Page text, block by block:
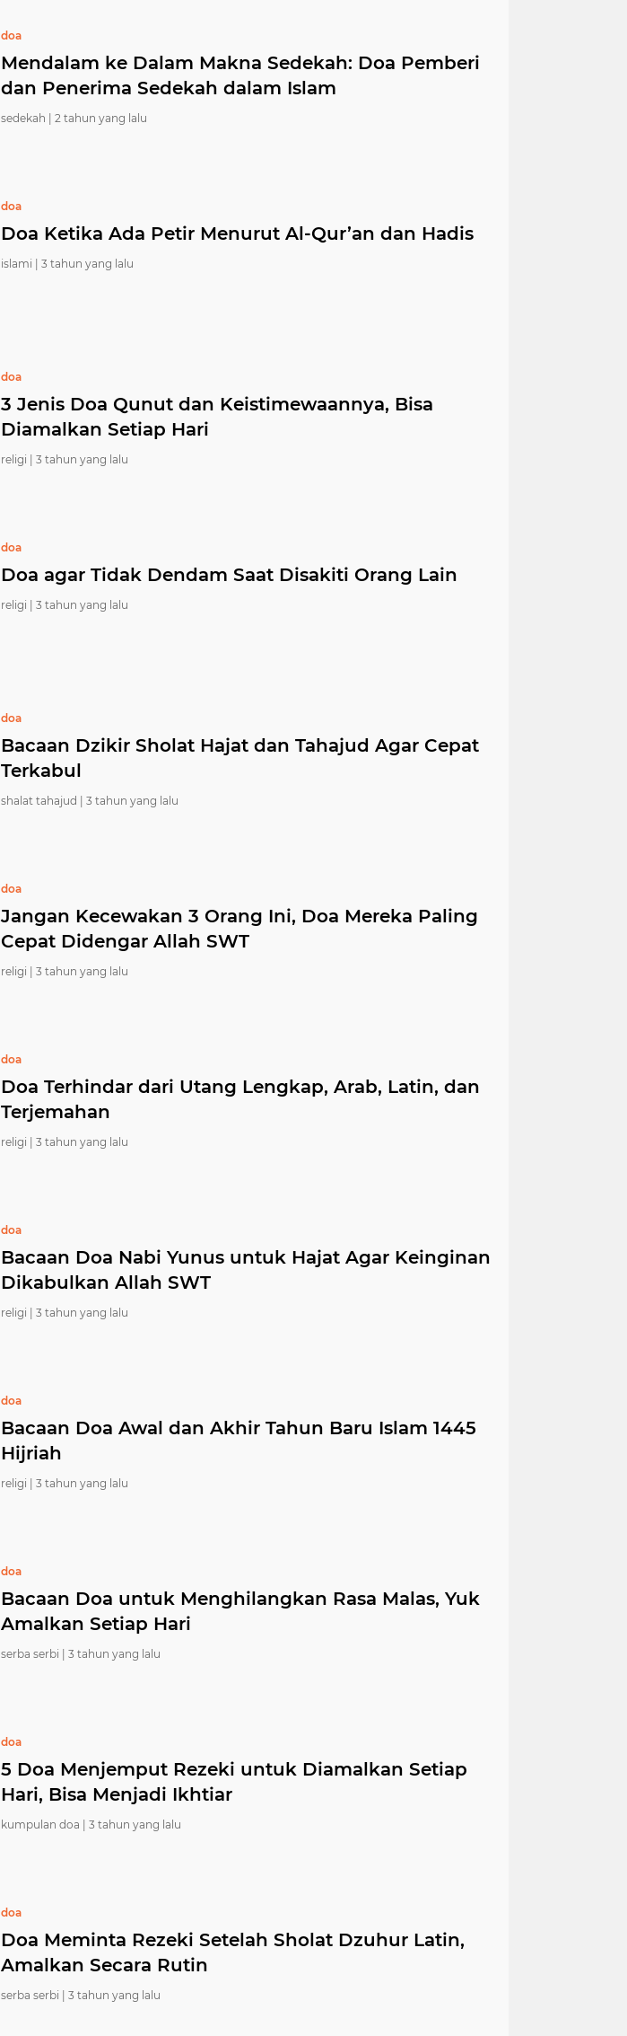
doa
Mendalam ke Dalam Makna Sedekah: Doa Pemberi
dan Penerima Sedekah dalam Islam
sedekah | 2 tahun yang lalu
doa
Doa Ketika Ada Petir Menurut Al-Qur’an dan Hadis
islami | 3 tahun yang lalu
doa
3 Jenis Doa Qunut dan Keistimewaannya, Bisa
Diamalkan Setiap Hari
religi | 3 tahun yang lalu
doa
Doa agar Tidak Dendam Saat Disakiti Orang Lain
religi | 3 tahun yang lalu
doa
Bacaan Dzikir Sholat Hajat dan Tahajud Agar Cepat
Terkabul
shalat tahajud | 3 tahun yang lalu
doa
Jangan Kecewakan 3 Orang Ini, Doa Mereka Paling
Cepat Didengar Allah SWT
religi | 3 tahun yang lalu
doa
Doa Terhindar dari Utang Lengkap, Arab, Latin, dan
Terjemahan
religi | 3 tahun yang lalu
doa
Bacaan Doa Nabi Yunus untuk Hajat Agar Keinginan
Dikabulkan Allah SWT
religi | 3 tahun yang lalu
doa
Bacaan Doa Awal dan Akhir Tahun Baru Islam 1445
Hijriah
religi | 3 tahun yang lalu
doa
Bacaan Doa untuk Menghilangkan Rasa Malas, Yuk
Amalkan Setiap Hari
serba serbi | 3 tahun yang lalu
doa
5 Doa Menjemput Rezeki untuk Diamalkan Setiap
Hari, Bisa Menjadi Ikhtiar
kumpulan doa | 3 tahun yang lalu
doa
Doa Meminta Rezeki Setelah Sholat Dzuhur Latin,
Amalkan Secara Rutin
serba serbi | 3 tahun yang lalu